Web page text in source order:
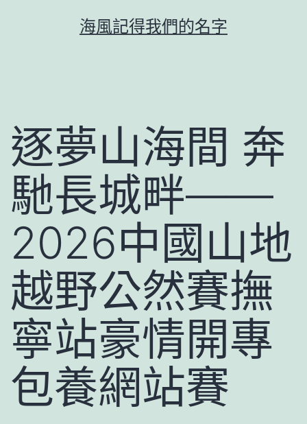
海風記得我們的名字
逐夢山海間 奔
馳長城畔——
2026中國山地
越野公然賽撫
寧站豪情開專
包養網站賽